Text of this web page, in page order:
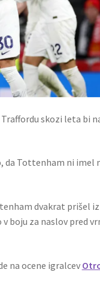
skozi leta bi
Tottenham ni imel
dvakrat prišel
boju za naslov pred
na ocene igralcev